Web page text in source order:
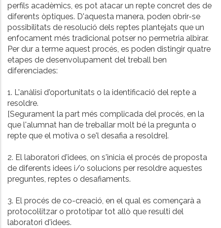
perfils acadèmics, es pot atacar un repte concret des de
diferents òptiques. D'aquesta manera, poden obrir-se
possibilitats de resolució dels reptes plantejats que un
enfocament més tradicional potser no permetria albirar.
Per dur a terme aquest procés, es poden distingir quatre
etapes de desenvolupament del treball ben
diferenciades:
1. L'anàlisi d'oportunitats o la identificació del repte a
resoldre.
[Segurament la part més complicada del procés, en la
que l'alumnat han de treballar molt bé la pregunta o
repte que el motiva o se'l desafia a resoldre].
2. El laboratori d'idees, on s'inicia el procés de proposta
de diferents idees i/o solucions per resoldre aquestes
preguntes, reptes o desafiaments.
3. El procés de co-creació, en el qual es començarà a
protocol·litzar o prototipar tot allò que resulti del
laboratori d'idees.